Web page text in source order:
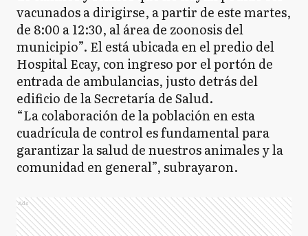
vacunados a dirigirse, a partir de este martes,
de 8:00 a 12:30, al área de zoonosis del
municipio”. El está ubicada en el predio del
Hospital Ecay, con ingreso por el portón de
entrada de ambulancias, justo detrás del
edificio de la Secretaría de Salud.
“La colaboración de la población en esta
cuadrícula de control es fundamental para
garantizar la salud de nuestros animales y la
comunidad en general”, subrayaron.
Ads